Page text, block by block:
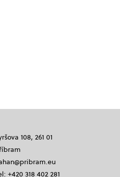
108, 261 01
+420 318 402 281